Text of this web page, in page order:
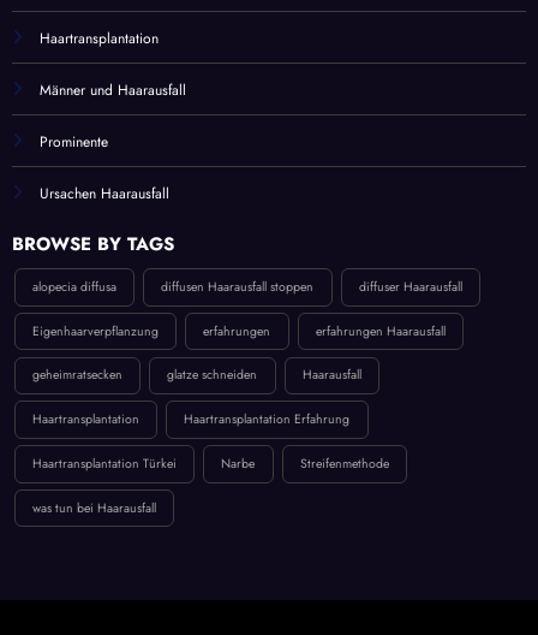
Haartransplantation
Männer und Haarausfall
Prominente
Ursachen Haarausfall
BROWSE BY TAGS
alopecia diffusa diffusen Haarausfall stoppen diffuser Haarausfall
Eigenhaarverpflanzung erfahrungen erfahrungen Haarausfall
geheimratsecken glatze schneiden Haarausfall
Haartransplantation Haartransplantation Erfahrung
Haartransplantation Türkei Narbe Streifenmethode
was tun bei Haarausfall